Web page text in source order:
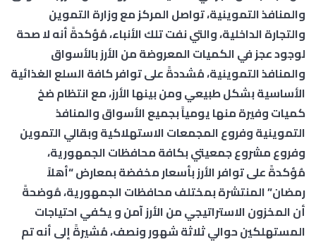
والمنافذ التموينية، تواصل المركز مع وزارة التموين
والتجارة الداخلية، والتي نفت تلك الأنباء، مُؤكدةً أنه لا صحة
لوجود عجز في الكميات المعروضة من الأرز بالأسواق
والمنافذ التموينية، مُشددةً على توافر كافة السلع الغذائية
الأساسية بشكل طبيعي ومن بينها الأرز، مع انتظام ضخ
كميات وفيرة منها يومياً بجميع الأسواق والمنافذ
التموينية وفروع المجمعات الاستهلاكية وبقالي التموين
وفروع مشروع جمعيتي بكافة محافظات الجمهورية،
مُؤكدةً على توافر الأرز بأسعار مخفضة بمعارض “أهلاً
رمضان” المنتشرة بمختلف محافظات الجمهورية، مُوضحةً
أن المخزون الاستراتيجي من الأرز آمن و يكفي احتياجات
المستهلكين حوالي ثلاثة شهور ونصف، مُشيرةً إلى أنه تم